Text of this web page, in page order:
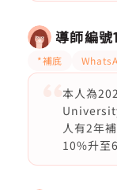
導師編號
*補底
本人為
人有2年
10%升至